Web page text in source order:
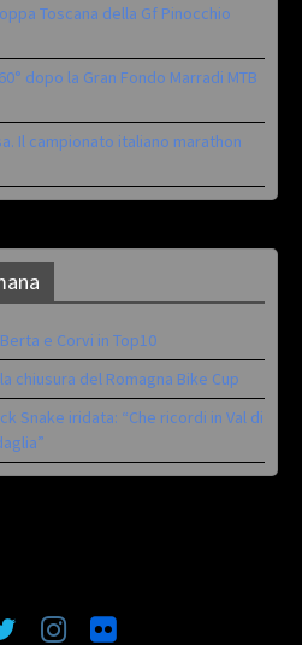
Toscana della Gf Pinocchio
dopo la Gran Fondo Marradi MTB
Il campionato italiano marathon
e Corvi in Top10
chiusura del Romagna Bike Cup
Snake iridata: “Che ricordi in Val di